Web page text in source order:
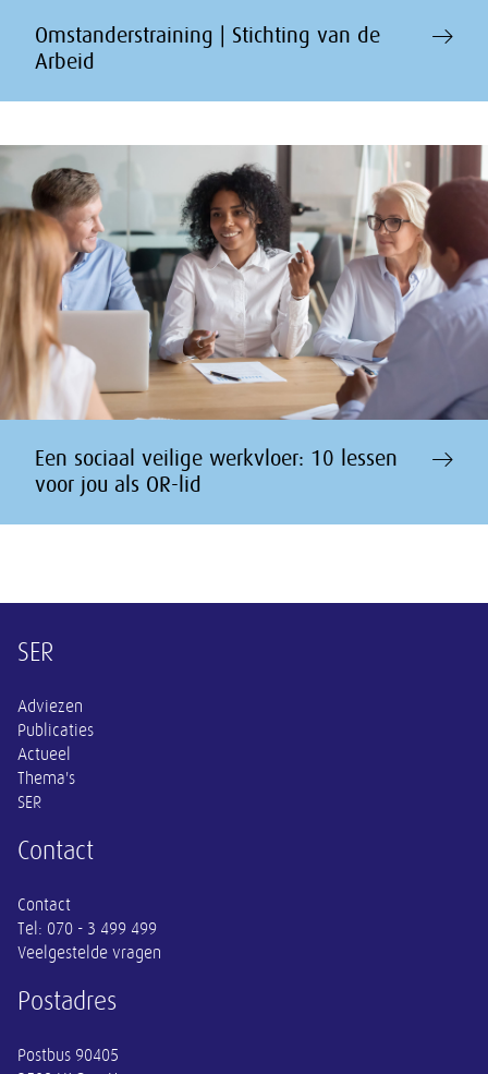
Omstanderstraining | Stichting van de
Arbeid
Een sociaal veilige werkvloer: 10 lessen
voor jou als OR-lid
Overige informatie
SER
Adviezen
Publicaties
Actueel
Thema's
SER
Contact
Contact
Tel: 070 - 3 499 499
Veelgestelde vragen
Postadres
Postbus 90405